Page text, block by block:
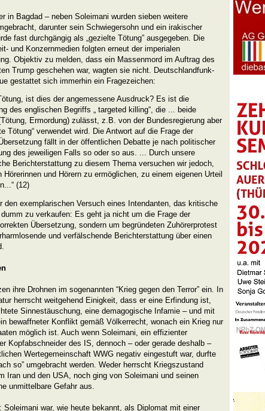
in Bagdad – neben Soleimani wurden sieben weitere
darunter sein Schwiegersohn und ein irakischer
fast durchgängig als „gezielte Tötung” ausgegeben. Die
und Konzernmedien folgten erneut der imperialen
Objektiv zu melden, dass ein Massenmord im Auftrag des
Trump geschehen war, wagten sie nicht. Deutschlandfunk-
gestattet sich immerhin ein Fragezeichen:
ist dies der angemessene Ausdruck? Es ist die
des englischen Begriffs „ targeted killing“, die ... beide
Ermordung) zulässt, z.B. von der Bundesregierung aber
Tötung“ verwendet wird. Die Antwort auf die Frage der
fällt in der öffentlichen Debatte je nach politischer
des jeweiligen Falls so oder so aus. ... Durch unsere
Berichterstattung zu diesem Thema versuchen wir jedoch,
Hörerinnen und Hörern zu ermöglichen, zu einem eigenen Urteil
(12)
den exemplarischen Versuch eines Intendanten, das kritische
zu verkaufen: Es geht ja nicht um die Frage der
Übersetzung, sondern um begründeten Zuhörerprotest
und verfälschende Berichterstattung über einen
ihre Drohnen im sogenannten “Krieg gegen den Terror” ein. In
herrscht weitgehend Einigkeit, dass er eine Erfindung ist,
Sinnestäuschung, eine demagogische Infamie – und mit
bewaffneter Konflikt gemäß Völkerrecht, wonach ein Krieg nur
möglich ist. Auch wenn Soleimani, ein effizienter
Kopfabschneider des IS, dennoch – oder gerade deshalb –
Wertegemeinschaft WWG negativ eingestuft war, durfte
so” umgebracht werden. Weder herrscht Kriegszustand
Iran und den USA, noch ging von Soleimani und seinen
unmittelbare Gefahr aus.
Soleimani war, wie heute bekannt, als Diplomat mit einer